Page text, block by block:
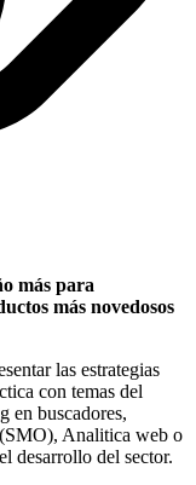
más para
más novedosos
las estrategias
con temas del
en buscadores,
Analitica web o
desarrollo del sector.